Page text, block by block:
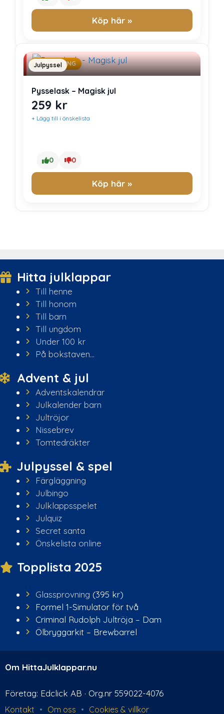
Köp här »
PRISHÖJNING
Julpyssel
Pysselask – Magisk jul
259 kr
+ Lägg till i önskelista
0 0
Köp här »
Hitta julklappar
Till henne
Till honom
Till barn
Till ungdom
Under 100 kr
På bokstaven...
Advent & jul
Adventskalendrar
Julkalender barn
Jultröjor
Nissebrev
Tomtedräkter
Julpyssel & spel
Färgläggning
Julbingo
Julklappsspelet
Julquiz
Secret santa
Önskelista online
Topplista 2025
Glassprovning (395 kr)
Formel 1-Simulator för två
Criminal Rudolph Jultröja – Dam
Ölbryggarkit – Brewbarrel
Om HittaJulklappar.nu
Företag: Edclick AB · Org.nr 559022-4076
Kontakt • Om oss • Cookies & villkor